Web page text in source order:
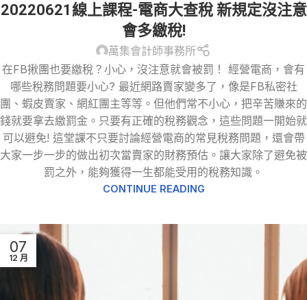
20220621線上課程-電商大查稅 新規定沒注意
會多繳稅!
萬集會計師事務所
在FB揪團也要繳稅？小心，沒注意就會被罰！ 經營電商，會有
哪些稅務問題要小心? 最近網路賣家變多了，像是FB私密社
團、蝦皮賣家、網紅團主等等。但他們常不小心，把辛苦賺來的
錢就要拿去繳罰金。只要有正確的稅務觀念，這些問題一開始就
可以避免! 這堂課不只要討論經營電商的常見稅務問題，還會帶
大家一步一步的做出初次當賣家的財務預估。讓大家除了避免被
罰之外，能夠獲得一生都能受用的稅務知識。
CONTINUE READING
07
12 月